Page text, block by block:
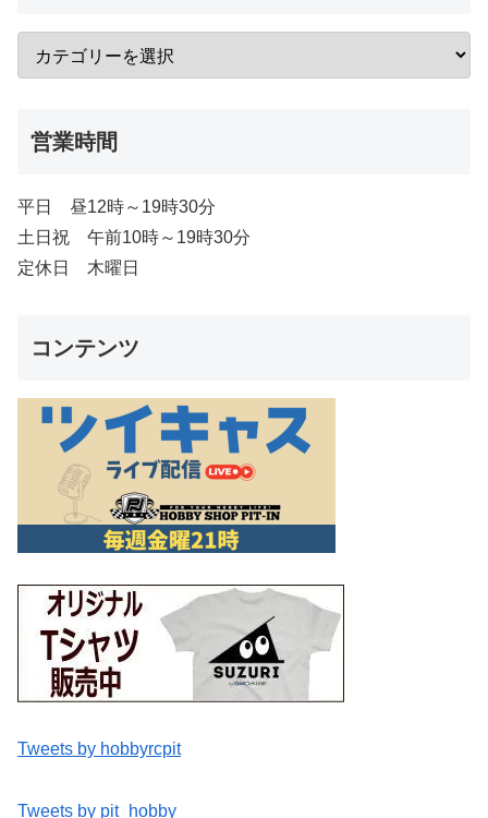
営業時間
平日 昼12時～19時30分
土日祝 午前10時～19時30分
定休日 木曜日
コンテンツ
Tweets by hobbyrcpit
Tweets by pit_hobby